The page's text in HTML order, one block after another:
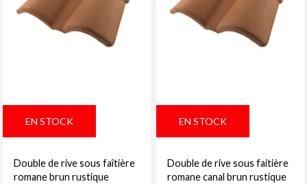
EN STOCK
Double de rive sous faîtière
romane brun rustique
EN STOCK
Double de rive sous faitière
romane canal brun rustique